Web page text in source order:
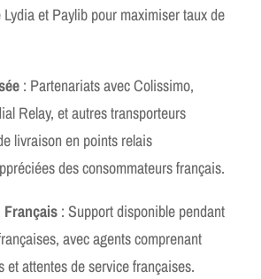
et Paylib pour maximiser taux de
: Partenariats avec Colissimo,
Relay, et autres transporteurs
livraison en points relais
des consommateurs français.
: Support disponible pendant
avec agents comprenant
et attentes de service françaises.